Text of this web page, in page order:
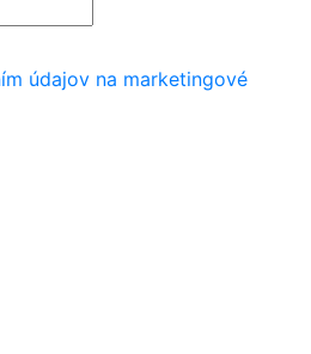
údajov na marketingové